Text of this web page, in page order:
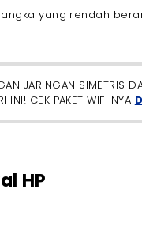
yang rendah
JARINGAN SIMETRIS
INI! CEK PAKET WIFI NYA
HP